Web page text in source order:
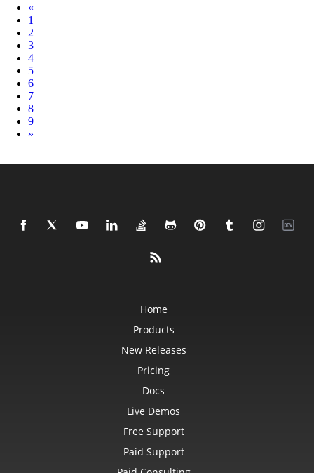
«
1
2
3
4
5
6
7
8
9
Next
»
Home
Products
New Releases
Pricing
Docs
Live Demos
Free Support
Paid Support